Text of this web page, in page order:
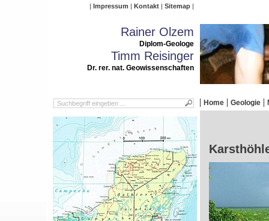
Impressum Kontakt Sitemap
Rainer Olzem
Diplom-Geologe
Timm Reisinger
Dr. rer. nat. Geowissenschaften
Home Geologie